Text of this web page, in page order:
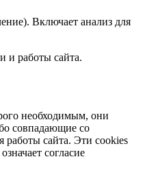
Включает анализ для
и работы сайта.
необходимым, они
совпадающие со
работы сайта. Эти cookies
согласие